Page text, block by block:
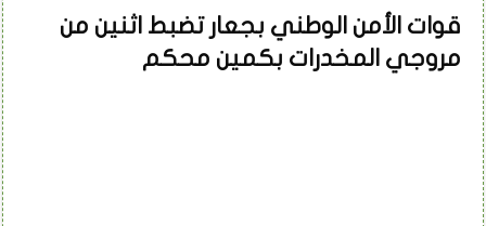
قوات الأمن الوطني بجعار تضبط اثنين من
مروجي المخدرات بكمين محكم